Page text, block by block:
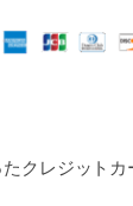
クレジットカ